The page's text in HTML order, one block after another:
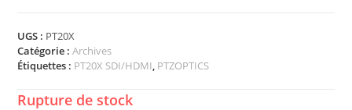
UGS : PT20X
Catégorie :Archives
Étiquettes : PT20X SDI/HDMI, PTZOPTICS
Rupture de stock